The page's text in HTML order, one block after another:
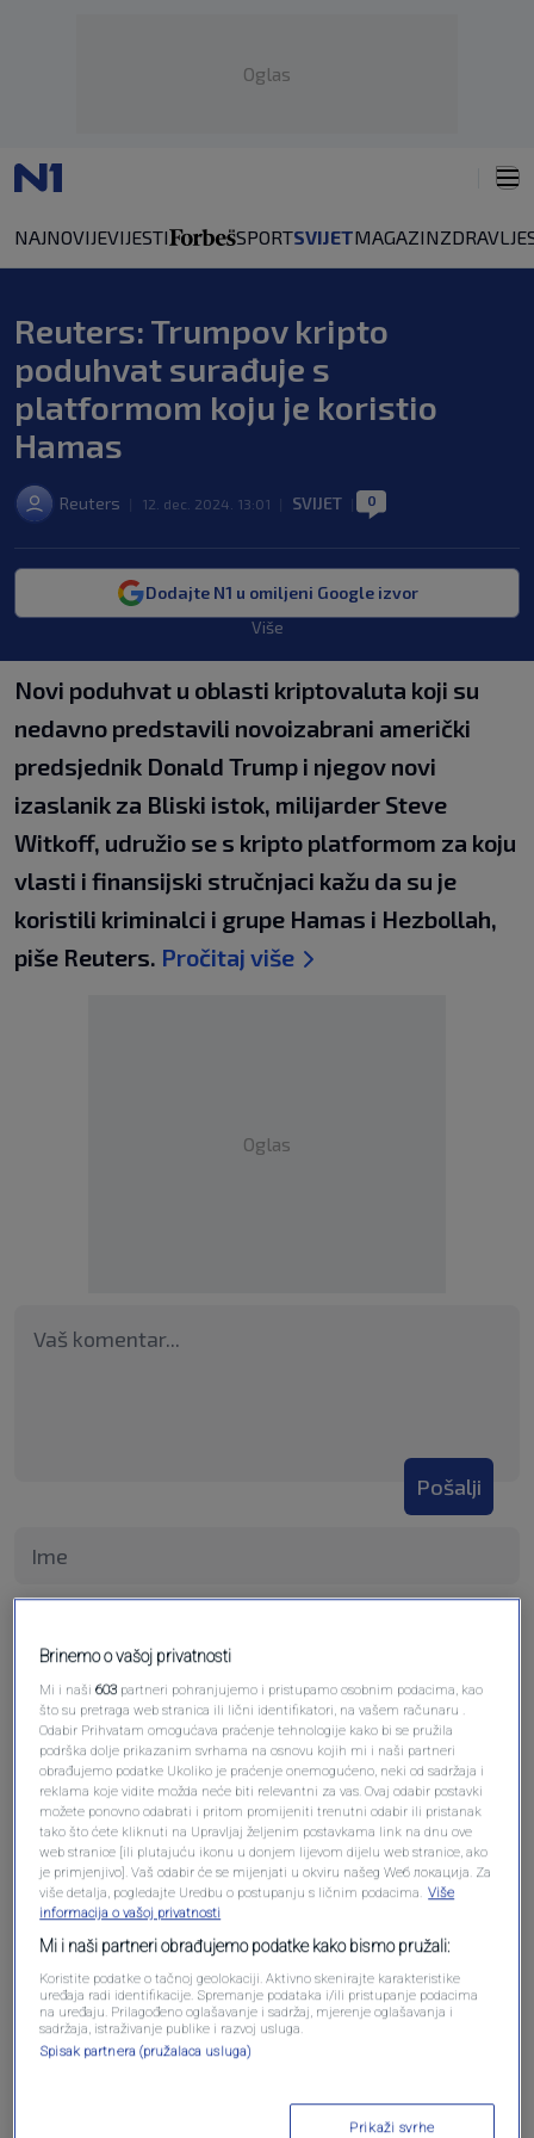
Oglas
NAJNOVIJEVIJESTI SPORTSVIJETMAGAZINZDRAVLJE
Reuters: Trumpov kripto
poduhvat surađuje s
platformom koju je koristio
Hamas
Reuters 12. dec. 2024. 13:01 SVIJET 0
Dodajte N1 u omiljeni Google izvor
Više
Novi poduhvat u oblasti kriptovaluta koji su
nedavno predstavili novoizabrani američki
predsjednik Donald Trump i njegov novi
izaslanik za Bliski istok, milijarder Steve
Witkoff, udružio se s kripto platformom za koju
vlasti i finansijski stručnjaci kažu da su je
koristili kriminalci i grupe Hamas i Hezbollah,
piše Reuters. Pročitaj više
Oglas
Pošalji
Oglas
Brinemo o vašoj privatnosti
Mi i naši603 partneri pohranjujemo i pristupamo osobnim podacima, kao
što su pretraga web stranica ili lični identifikatori, na vašem računaru .
Odabir Prihvatam omogućava praćenje tehnologije kako bi se pružila
podrška dolje prikazanim svrhama na osnovu kojih mi i naši partneri
obrađujemo podatke Ukoliko je praćenje onemogućeno, neki od sadržaja i
reklama koje vidite možda neće biti relevantni za vas. Ovaj odabir postavki
možete ponovno odabrati i pritom promijeniti trenutni odabir ili pristanak
tako što ćete kliknuti na Upravljaj željenim postavkama link na dnu ove
web stranice [ili plutajuću ikonu u donjem lijevom dijelu web stranice, ako
je primjenjivo]. Vaš odabir će se mijenjati u okviru našeg Wеб локација. Za
više detalja, pogledajte Uredbu o postupanju s ličnim podacima. Više
informacija o vašoj privatnosti
Mi i naši partneri obrađujemo podatke kako bismo pružali:
Koristite podatke o tačnoj geolokaciji. Aktivno skenirajte karakteristike
uređaja radi identifikacije. Spremanje podataka i/ili pristupanje podacima
na uređaju. Prilagođeno oglašavanje i sadržaj, mjerenje oglašavanja i
sadržaja, istraživanje publike i razvoj usluga.
Spisak partnera (pružalaca usluga)
Prikaži svrhe